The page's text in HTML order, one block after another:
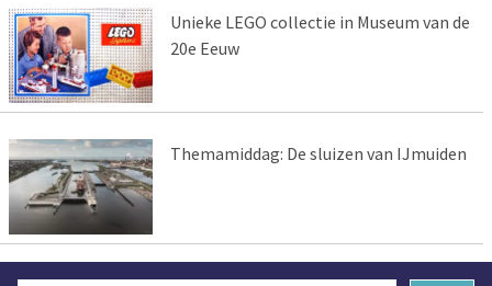
Unieke LEGO collectie in Museum van de
20e Eeuw
Themamiddag: De sluizen van IJmuiden